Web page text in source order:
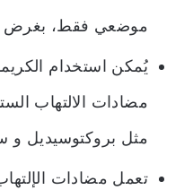
موضعي فقط، بغرض
يُمكن استخدام
مضادات الالتهاب
مثل بروكتوسيديل و
تعمل مضادات